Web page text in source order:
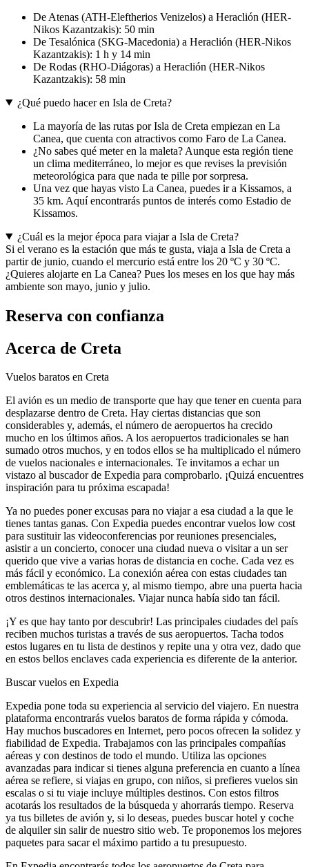
De Atenas (ATH-Eleftherios Venizelos) a Heraclión (HER-
Nikos Kazantzakis): 50 min
De Tesalónica (SKG-Macedonia) a Heraclión (HER-Nikos
Kazantzakis): 1 h y 14 min
De Rodas (RHO-Diágoras) a Heraclión (HER-Nikos
Kazantzakis): 58 min
¿Qué puedo hacer en Isla de Creta?
La mayoría de las rutas por Isla de Creta empiezan en La
Canea, que cuenta con atractivos como Faro de La Canea.
¿No sabes qué meter en la maleta? Aunque esta región tiene
un clima mediterráneo, lo mejor es que revises la previsión
meteorológica para que nada te pille por sorpresa.
Una vez que hayas visto La Canea, puedes ir a Kissamos, a
35 km. Aquí encontrarás puntos de interés como Estadio de
Kissamos.
¿Cuál es la mejor época para viajar a Isla de Creta?
Si el verano es la estación que más te gusta, viaja a Isla de Creta a
partir de junio, cuando el mercurio está entre los 20 ºC y 30 ºC.
¿Quieres alojarte en La Canea? Pues los meses en los que hay más
ambiente son mayo, junio y julio.
Reserva con confianza
Acerca de Creta
Vuelos baratos en Creta
El avión es un medio de transporte que hay que tener en cuenta para
desplazarse dentro de Creta. Hay ciertas distancias que son
considerables y, además, el número de aeropuertos ha crecido
mucho en los últimos años. A los aeropuertos tradicionales se han
sumado otros muchos, y en todos ellos se ha multiplicado el número
de vuelos nacionales e internacionales. Te invitamos a echar un
vistazo al buscador de Expedia para comprobarlo. ¡Quizá encuentres
inspiración para tu próxima escapada!
Ya no puedes poner excusas para no viajar a esa ciudad a la que le
tienes tantas ganas. Con Expedia puedes encontrar vuelos low cost
para sustituir las videoconferencias por reuniones presenciales,
asistir a un concierto, conocer una ciudad nueva o visitar a un ser
querido que vive a varias horas de distancia en coche. Cada vez es
más fácil y económico. La conexión aérea con estas ciudades tan
emblemáticas te las acerca y, al mismo tiempo, abre una puerta hacia
otros destinos internacionales. Viajar nunca había sido tan fácil.
¡Y es que hay tanto por descubrir! Las principales ciudades del país
reciben muchos turistas a través de sus aeropuertos. Tacha todos
estos lugares en tu lista de destinos y repite una y otra vez, dado que
en estos bellos enclaves cada experiencia es diferente de la anterior.
Buscar vuelos en Expedia
Expedia pone toda su experiencia al servicio del viajero. En nuestra
plataforma encontrarás vuelos baratos de forma rápida y cómoda.
Hay muchos buscadores en Internet, pero pocos ofrecen la solidez y
fiabilidad de Expedia. Trabajamos con las principales compañías
aéreas y con destinos de todo el mundo. Utiliza las opciones
avanzadas para indicar si tienes alguna preferencia en cuanto a línea
aérea se refiere, si viajas en grupo, con niños, si prefieres vuelos sin
escalas o si tu viaje incluye múltiples destinos. Con estos filtros
acotarás los resultados de la búsqueda y ahorrarás tiempo. Reserva
ya tus billetes de avión y, si lo deseas, puedes buscar hotel y coche
de alquiler sin salir de nuestro sitio web. Te proponemos los mejores
paquetes para sacar el máximo partido a tu presupuesto.